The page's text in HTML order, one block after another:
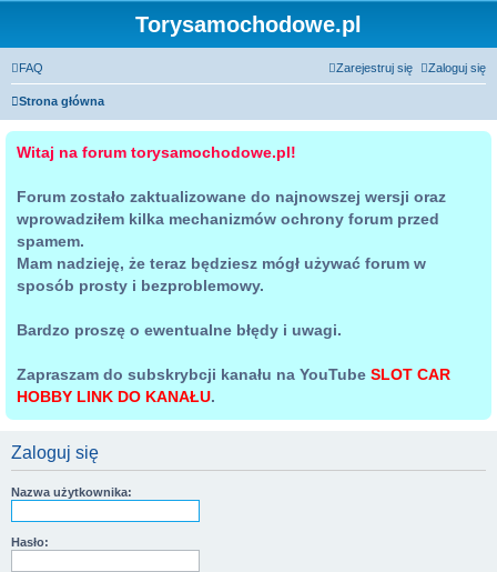
Torysamochodowe.pl
FAQ Zaloguj się
Zarejestruj się
Strona główna
Witaj na forum torysamochodowe.pl!
Forum zostało zaktualizowane do najnowszej wersji oraz
wprowadziłem kilka mechanizmów ochrony forum przed
spamem.
Mam nadzieję, że teraz będziesz mógł używać forum w
sposób prosty i bezproblemowy.
Bardzo proszę o ewentualne błędy i uwagi.
Zapraszam do subskrybcji kanału na YouTube SLOT CAR
HOBBY LINK DO KANAŁU.
Zaloguj się
Nazwa użytkownika:
Hasło: